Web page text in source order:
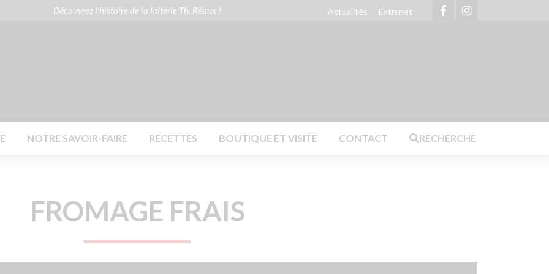
Découvrez l'histoire de la laiterie Th. Réaux ! Actualités Extranet
Achetez nos produits en ligne
NOTRE SAVOIR-FAIRE RECETTES BOUTIQUE ET VISITE CONTACT RECHERCHE
FROMAGE FRAIS